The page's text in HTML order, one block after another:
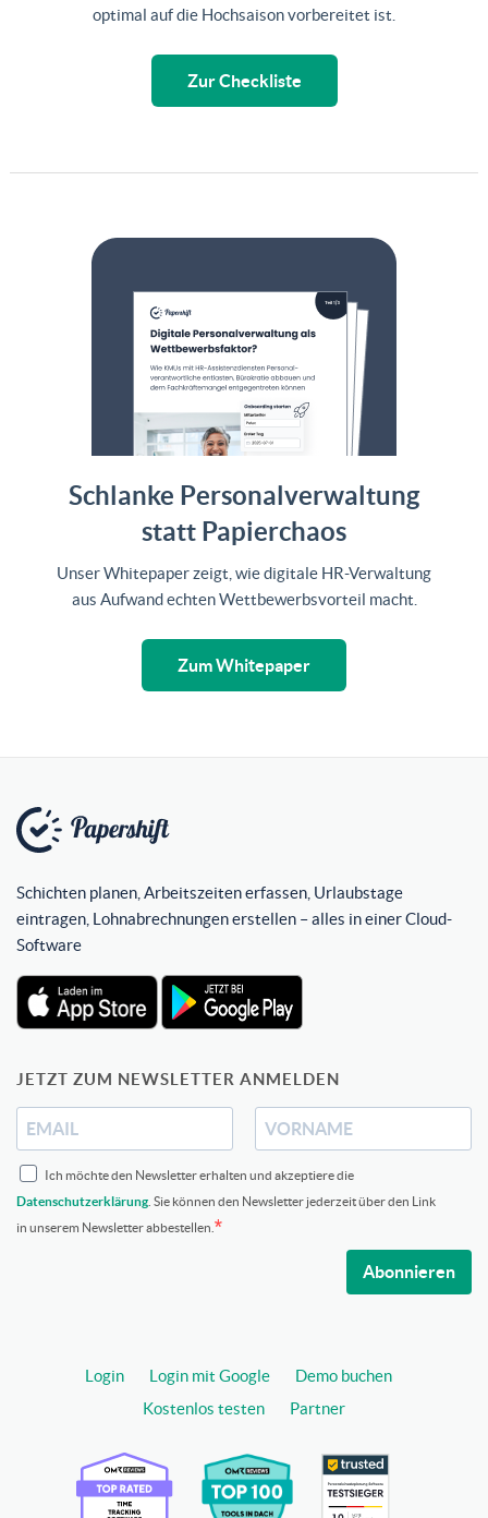
optimal auf die Hochsaison vorbereitet ist.
Zur Checkliste
Schlanke Personal­verwaltung
statt Papierchaos
Unser Whitepaper zeigt, wie digitale HR-Verwaltung
aus Aufwand echten Wettbewerbsvorteil macht.
Zum Whitepaper
Schichten planen, Arbeitszeiten erfassen, Urlaubstage
eintragen, Lohnabrechnungen erstellen – alles in einer Cloud-
Software
JETZT ZUM NEWSLETTER ANMELDEN
Ich möchte den Newsletter erhalten und akzeptiere die
Datenschutzerklärung . Sie können den Newsletter jederzeit über den Link
in unserem Newsletter abbestellen.
Abonnieren
Login Login mit Google
Demo buchen
Kostenlos testen
Partner